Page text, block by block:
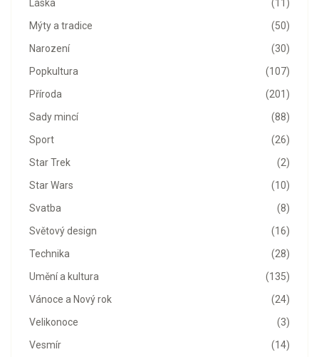
(11)
Láska
(50)
Mýty a tradice
(30)
Narození
(107)
Popkultura
(201)
Příroda
(88)
Sady mincí
(26)
Sport
(2)
Star Trek
(10)
Star Wars
(8)
Svatba
(16)
Světový design
(28)
Technika
(135)
Umění a kultura
(24)
Vánoce a Nový rok
(3)
Velikonoce
(14)
Vesmír